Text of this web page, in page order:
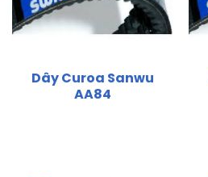
Dây Curoa Sanwu
AA84